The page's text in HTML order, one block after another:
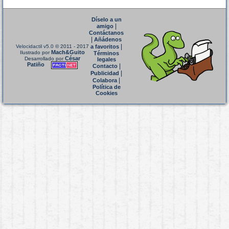
Velocidactil v5.0 © 2011 - 2017
Ilustrado porMach&Guito
Desarrollado porCésar
Patiño
Díselo a un
amigo|
Contáctanos
Añádenos
a favoritos
Términos
legales
Contacto|
Publicidad
Colabora|
Política de
Cookies